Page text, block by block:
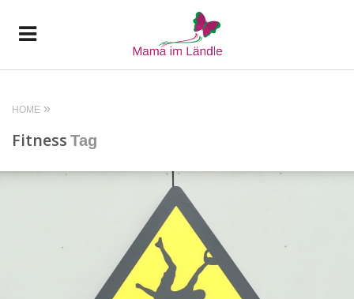
HOME
Fitness Tag
READ MORE